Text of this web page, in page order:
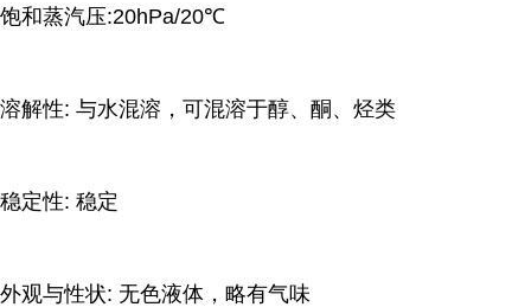
饱和蒸汽压:20hPa/20℃
溶解性: 与水混溶，可混溶于醇、酮、烃类
稳定性: 稳定
外观与性状: 无色液体，略有气味